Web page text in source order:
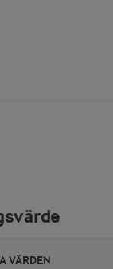
VÄRDEN